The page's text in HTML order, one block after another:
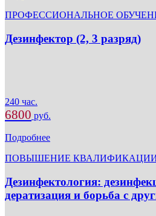
ПРОФЕССИОНАЛЬНОЕ
Дезинфектор (2, 3 разряд)
240 час.
6800 руб.
Подробнее
ПОВЫШЕНИЕ
Дезинфектология:
дератизация и борьба с